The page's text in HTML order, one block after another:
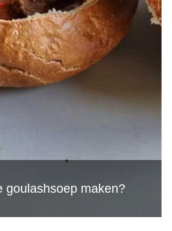
goulashsoep maken?